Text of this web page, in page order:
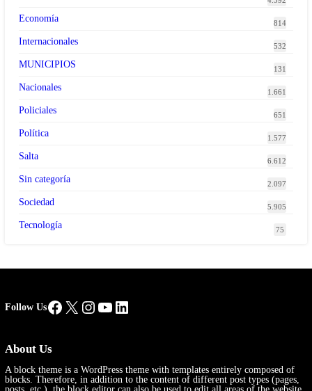
Economía 814
Internacionales 532
MUNICIPIOS 131
Nacionales 1.661
Policiales 651
Política 1.577
Salta 6.612
Sin categoría 2.097
Sociedad 5.905
Tecnología 75
Follow UsFacebook
X Instagram
YouTube
LinkedIn
About Us
A block theme is a WordPress theme with templates entirely composed of
blocks. Therefore, in addition to the content of different post types (pages,